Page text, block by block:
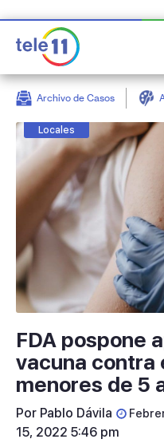
Archivo de Casos
Locales
FDA pospone
vacuna contra
menores de 5
Por Pablo Dávila
15, 2022 5:46 pm
post